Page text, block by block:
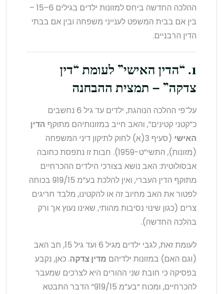
ההלכה החדשה ביחס למזונות ילדים בגילים 6–15 –
בין אם בבית המשפט לענייני משפחה ובין אם בבתי
הדין הרבניים.
1. “הדין האישי” לעומת “דין
צדקה” – תמצית ההבחנה
על־פי ההלכה הנוהגת, ילדים עד גיל 6 נחשבים
כ”קטני קטינים”, והאב חייב במזונותיהם מתוקף הדין
האישי
(סעיף 3(א) לחוק לתיקון דיני המשפחה
(מזונות), התשי”ט-1959). חבות זו נתפסת כחובה
אבסולוטית: האב נושא בצורכי הילדים ההכרחיים
מתוקף הדין העברי, ואין להלכת בע”מ 919/15 בכוחה
לפטור את האב מחיוב זה או להקטינו, מלבד חריגים
צרים (כגון שינוי נסיבות מהותי, שאינו נעוץ אך ורק
בהלכה החדשה).
לעומת זאת, לגבי ילדים מגיל 6 ועד גיל 15, חב האב
(וגם האם) במזונות ילדיהם מדין צדקה. כאן, נקבע
בפסיקה כי חובת שני ההורים היא לצרכים שמעבר
להכרחיים, ומכוח “בע”מ 919/15” הדבר התבטא